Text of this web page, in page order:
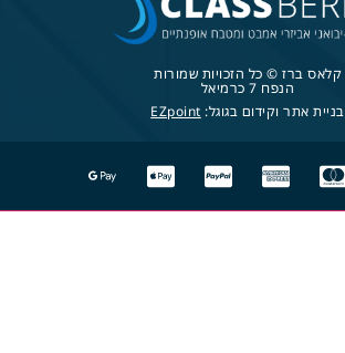
קלאס ברז © כל הזכויות שמורות
הנפח 7 כרמיאל
בניית אתר וקידום בגוגל: EZpoint